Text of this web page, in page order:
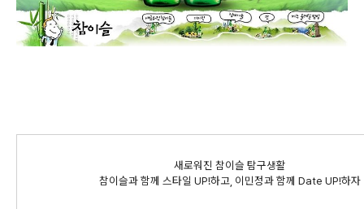
새로워진 참이슬 탐구생활
참이슬과 함께 스타일 UP!하고, 이민정과 함께 Date UP!하자